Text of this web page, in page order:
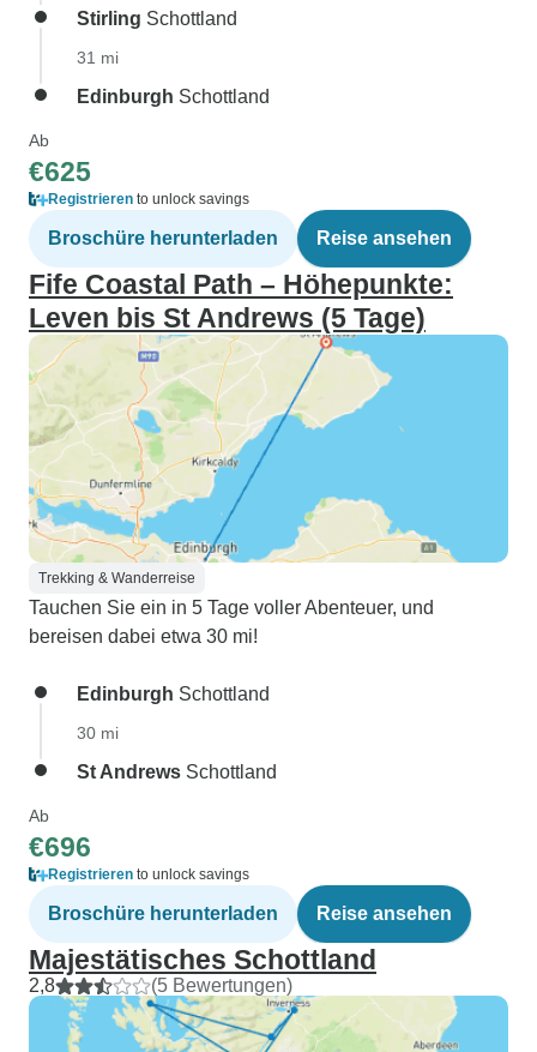
Stirling Schottland
31 mi
Edinburgh Schottland
Ab
€625
Registrieren to unlock savings
Broschüre herunterladen Reise ansehen
Fife Coastal Path – Höhepunkte:
Leven bis St Andrews (5 Tage)
Trekking & Wanderreise
Tauchen Sie ein in 5 Tage voller Abenteuer, und
bereisen dabei etwa 30 mi!
Edinburgh Schottland
30 mi
St Andrews Schottland
Ab
€696
Registrieren to unlock savings
Broschüre herunterladen Reise ansehen
Majestätisches Schottland
2,8 (5 Bewertungen)